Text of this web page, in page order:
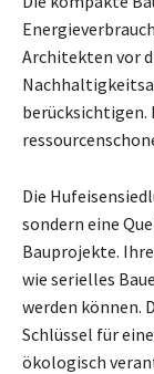
Architekten vor
berücksichtigen.
Die
sondern eine
Bauprojekte.
wie serielles
werden können.
Schlüssel für
ökologisch